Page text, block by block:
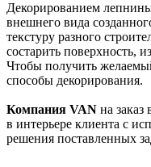
Декорированием
внешнего вида
текстуру разного
состарить поверхность,
Чтобы получить
способы декорирования.
Компания VAN на
в интерьере клиента с
решения поставленных